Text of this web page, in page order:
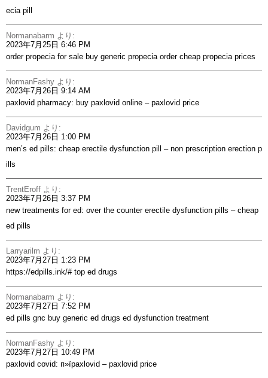
ecia pill
Normanabarm より:
2023年7月25日 6:46 PM
order propecia for sale buy generic propecia order cheap propecia prices
NormanFashy より:
2023年7月26日 9:14 AM
paxlovid pharmacy: buy paxlovid online – paxlovid price
Davidgum より:
2023年7月26日 1:00 PM
men’s ed pills: cheap erectile dysfunction pill – non prescription erection p
ills
TrentEroff より:
2023年7月26日 3:37 PM
new treatments for ed: over the counter erectile dysfunction pills – cheap
ed pills
Larryarilm より:
2023年7月27日 1:23 PM
https://edpills.ink/#top ed drugs
Normanabarm より:
2023年7月27日 7:52 PM
ed pills gnc buy generic ed drugs ed dysfunction treatment
NormanFashy より:
2023年7月27日 10:49 PM
paxlovid covid: п»їpaxlovid – paxlovid price